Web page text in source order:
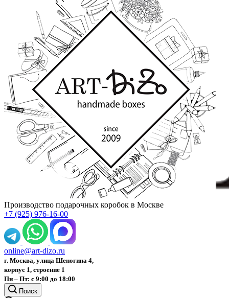
Производство подарочных коробок в Москве
+7 (925) 976-16-00
online@art-dizo.ru
г. Москва, улица Шеногина 4,
корпус 1, строение 1
Пн – Пт: с 9:00 до 18:00
Поиск